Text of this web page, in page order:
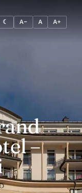
☾ A− A A+
–